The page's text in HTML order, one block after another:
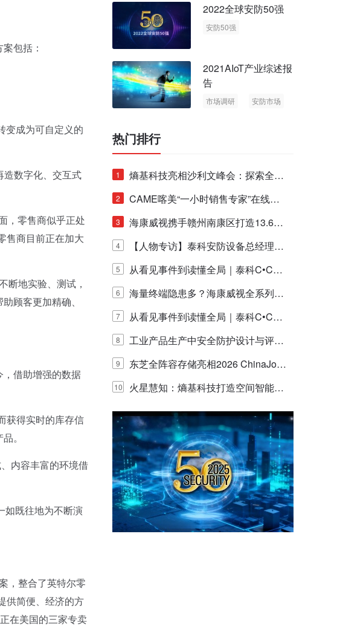
包括：
成为可自定义的
数字化、交互式
，零售商似乎正处
售商目前正在加大
地实验、测试，
顾客更加精确、
借助增强的数据
获得实时的库存信
。
内容丰富的环境借
既往地为不断演
，整合了英特尔零
供简便、经济的方
在美国的三家专卖
2022全球安防50强
安防50强
2021AIoT产业综述报
告
市场调研
安防市场
热门排行
1
熵基科技亮相沙利文峰会：探索全栈
脑机技术商业化生态新路径
2
CAME喀美“一小时销售专家”在线赋
能培训正式启动！
3
海康威视携手赣州南康区打造13.6公
里绿波网
4
【人物专访】泰科安防设备总经理张
宁解码安防出海新范式
5
从看见事件到读懂全局｜泰科C•CUR
E IQ 3.20开启安防运营智能新时代
6
海量终端隐患多？海康威视全系列物
联安全产品，四层守护更放心！
7
从看见事件到读懂全局｜泰科C•CUR
E IQ 3.20开启安防运营智能新时代
8
工业产品生产中安全防护设计与评估
的实践与探讨
9
东芝全阵容存储亮相2026 ChinaJo
y，以海量数据底座赋能“与AI同游”新
体验
10
火星慧知：熵基科技打造空间智能时
代的认知中枢